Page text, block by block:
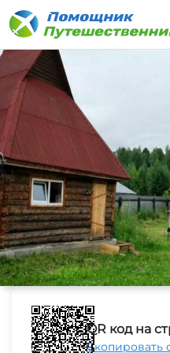
QR код на
Скопировать